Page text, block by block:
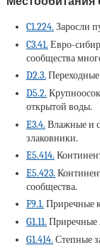
C1.224. Заросли
C3.41. Евро-
сообщества
D2.3.
D5.2.
открытой воды.
E3.4. Влажные и
злаковники.
E5.414.
E5.423.
сообщества.
F9.1. Приречные
G1.11. Приречные
G1.414. Степные